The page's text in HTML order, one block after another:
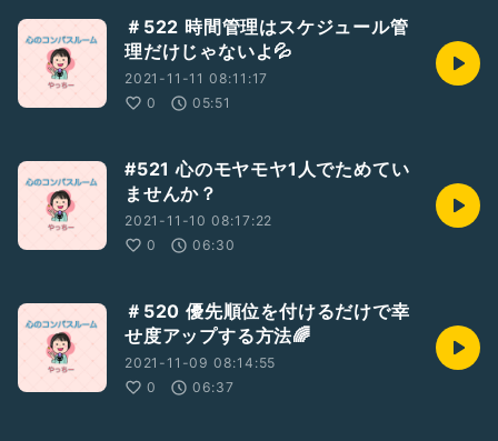
＃522 時間管理はスケジュール管
理だけじゃないよ💦
2021-11-11 08:11:17
0
05:51
#521 心のモヤモヤ1人でためてい
ませんか？
2021-11-10 08:17:22
0
06:30
＃520 優先順位を付けるだけで幸
せ度アップする方法🌈
2021-11-09 08:14:55
0
06:37